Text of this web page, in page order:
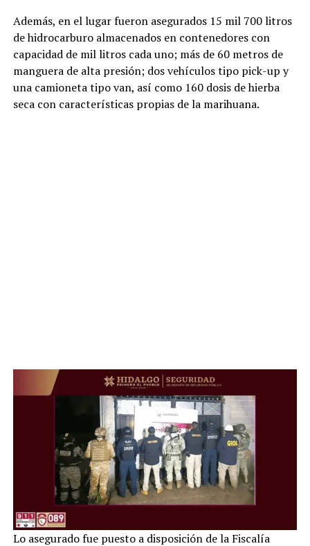
Además, en el lugar fueron asegurados 15 mil 700 litros
de hidrocarburo almacenados en contenedores con
capacidad de mil litros cada uno; más de 60 metros de
manguera de alta presión; dos vehículos tipo pick-up y
una camioneta tipo van, así como 160 dosis de hierba
seca con características propias de la marihuana.
Lo asegurado fue puesto a disposición de la Fiscalía